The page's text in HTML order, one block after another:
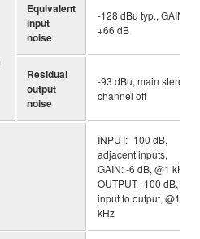
Equivalent
input
noise
-128 dBu typ., GAIN:
+66 dB
Residual
output
noise
-93 dBu, main stereo
channel off
INPUT: -100 dB,
adjacent inputs,
GAIN: -6 dB, @1 kHz,
OUTPUT: -100 dB,
input to output, @1
kHz